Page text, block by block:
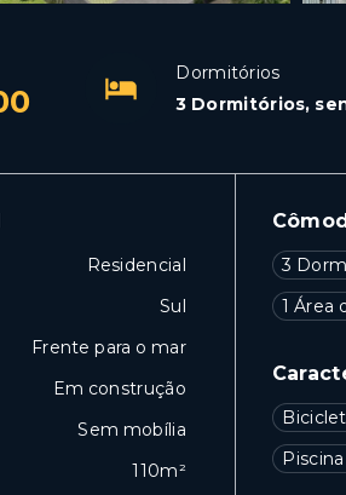
Dormitórios
3 Dormitórios,
3
1 Área
Residencial
Sul
Frente para o mar
Em construção
Sem mobília
110m²